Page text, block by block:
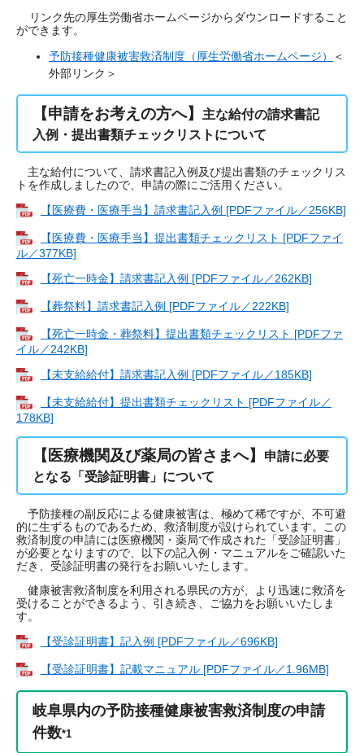
リンク先の厚生労働省ホームページからダウンロードすること
ができます。
予防接種健康被害救済制度（厚生労働省ホームページ）
＜
外部リンク＞
【申請をお考えの方へ】
主な給付の請求書記
入例・提出書類チェックリストについて
主な給付について、請求書記入例及び提出書類のチェックリス
トを作成しましたので、申請の際にご活用ください。
【医療費・医療手当】請求書記入例 [PDFファイル／256KB]
【医療費・医療手当】提出書類チェックリスト [PDFファイ
ル／377KB]
【死亡一時金】請求書記入例 [PDFファイル／262KB]
【葬祭料】請求書記入例 [PDFファイル／222KB]
【死亡一時金・葬祭料】提出書類チェックリスト [PDFファ
イル／242KB]
【未支給給付】請求書記入例 [PDFファイル／185KB]
【未支給給付】提出書類チェックリスト [PDFファイル／
178KB]
【医療機関及び薬局の皆さまへ】
申請に必要
となる「受診証明書」について
予防接種の副反応による健康被害は、極めて稀ですが、不可避
的に生ずるものであるため、救済制度が設けられています。この
救済制度の申請には医療機関・薬局で作成された「受診証明書」
が必要となりますので、以下の記入例・マニュアルをご確認いた
だき、受診証明書の発行をお願いいたします。
健康被害救済制度を利用される県民の方が、より迅速に救済を
受けることができるよう、引き続き、ご協力をお願いいたしま
す。
【受診証明書】記入例 [PDFファイル／696KB]
【受診証明書】記載マニュアル [PDFファイル／1.96MB]
岐阜県内の予防接種健康被害救済制度の申請
件数*1